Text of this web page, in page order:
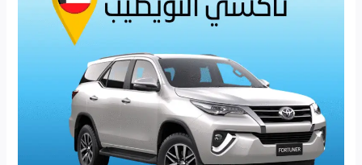
يوصلك
بضحكة
وسعادة